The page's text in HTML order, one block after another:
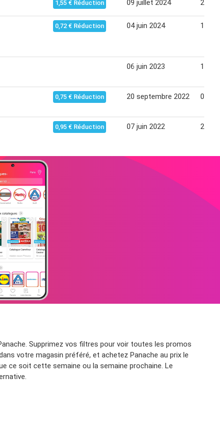
1,55 € Réduction 09 juillet 2024 21
0,72 € Réduction 04 juin 2024 17
06 juin 2023 18
0,75 € Réduction 20 septembre 2022 03
0,95 € Réduction 07 juin 2022 20
Supprimez vos filtres pour voir toutes les promos
votre magasin préféré, et achetez Panache au prix le
ce soit cette semaine ou la semaine prochaine. Le